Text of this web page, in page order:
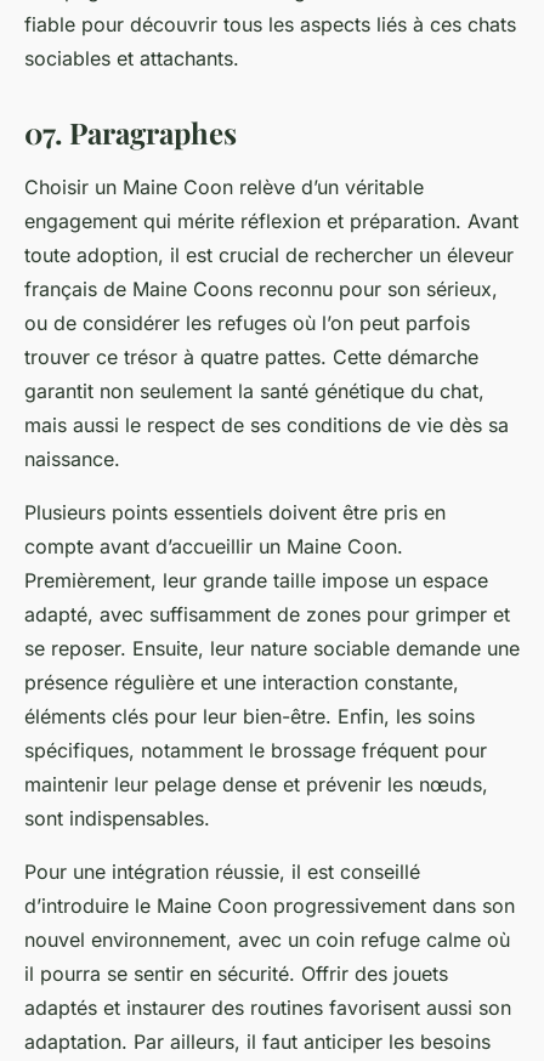
fiable pour découvrir tous les aspects liés à ces chats
sociables et attachants.
07. Paragraphes
Choisir un Maine Coon relève d’un véritable
engagement qui mérite réflexion et préparation. Avant
toute adoption, il est crucial de rechercher un éleveur
français de Maine Coons reconnu pour son sérieux,
ou de considérer les refuges où l’on peut parfois
trouver ce trésor à quatre pattes. Cette démarche
garantit non seulement la santé génétique du chat,
mais aussi le respect de ses conditions de vie dès sa
naissance.
Plusieurs points essentiels doivent être pris en
compte avant d’accueillir un Maine Coon.
Premièrement, leur grande taille impose un espace
adapté, avec suffisamment de zones pour grimper et
se reposer. Ensuite, leur nature sociable demande une
présence régulière et une interaction constante,
éléments clés pour leur bien-être. Enfin, les soins
spécifiques, notamment le brossage fréquent pour
maintenir leur pelage dense et prévenir les nœuds,
sont indispensables.
Pour une intégration réussie, il est conseillé
d’introduire le Maine Coon progressivement dans son
nouvel environnement, avec un coin refuge calme où
il pourra se sentir en sécurité. Offrir des jouets
adaptés et instaurer des routines favorisent aussi son
adaptation. Par ailleurs, il faut anticiper les besoins